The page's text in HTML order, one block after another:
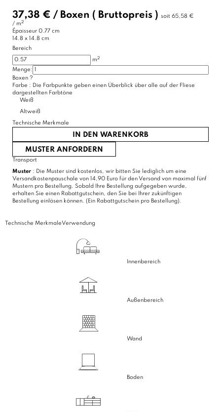
37,38 € / Boxen ( Bruttopreis ) soit 65,58 €
/ m2
Épaisseur 0.77 cm
14.8 x 14.8 cm
Bereich
m2
Menge:
Boxen ?
Farbe : Die Farbpunkte geben einen Überblick über alle auf der Fliese
dargestellten Farbtöne
Weiß
Altweiß
Technische Merkmale
IN DEN WARENKORB
MUSTER ANFORDERN
Transport
Muster : Die Muster sind kostenlos, wir bitten Sie lediglich um eine
Versandkostenpauschale von 14,90 Euro für den Versand von maximal fünf
Mustern pro Bestellung. Sobald Ihre Bestellung aufgegeben wurde,
erhalten Sie einen Rabattgutschein, den Sie bei Ihrer zukünftigen
Bestellung einlösen können. (Ein Rabattgutschein pro Bestellung).
Technische MerkmaleVerwendung
Innenbereich
Außenbereich
Wand
Boden